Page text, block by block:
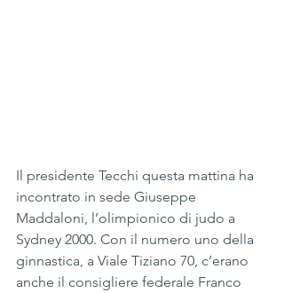
Il presidente Tecchi questa mattina ha
incontrato in sede Giuseppe
Maddaloni, l’olimpionico di judo a
Sydney 2000. Con il numero uno della
ginnastica, a Viale Tiziano 70, c’erano
anche il consigliere federale Franco